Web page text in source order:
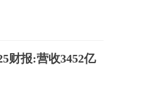
财报:营收3452亿